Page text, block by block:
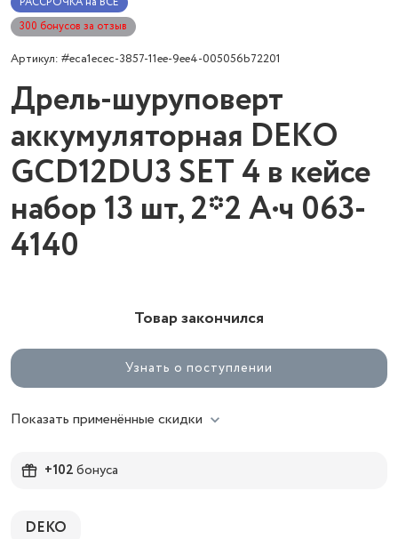
300 бонусов за отзыв
Артикул: #eca1ecec-3857-11ee-9ee4-005056b72201
Дрель-шуруповерт
аккумуляторная DEKO
GCD12DU3 SET 4 в кейсе
набор 13 шт, 2*2 А·ч 063-
4140
Товар закончился
Узнать о поступлении
Показать применённые скидки
+102бонуса
DEKO